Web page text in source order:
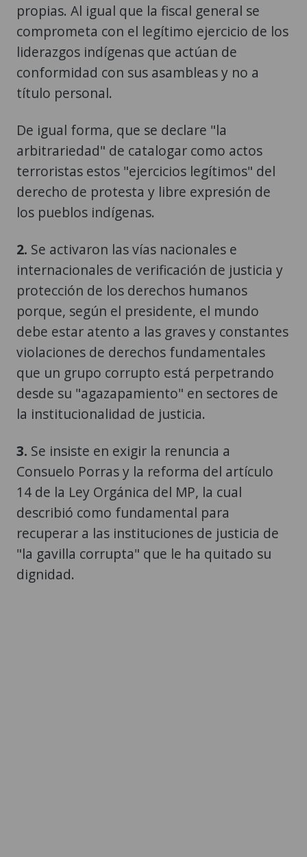
propias. Al igual que la fiscal general se
comprometa con el legítimo ejercicio de los
liderazgos indígenas que actúan de
conformidad con sus asambleas y no a
título personal.
De igual forma, que se declare "la
arbitrariedad" de catalogar como actos
terroristas estos "ejercicios legítimos" del
derecho de protesta y libre expresión de
los pueblos indígenas.
2. Se activaron las vías nacionales e
internacionales de verificación de justicia y
protección de los derechos humanos
porque, según el presidente, el mundo
debe estar atento a las graves y constantes
violaciones de derechos fundamentales
que un grupo corrupto está perpetrando
desde su "agazapamiento" en sectores de
la institucionalidad de justicia.
3. Se insiste en exigir la renuncia a
Consuelo Porras y la reforma del artículo
14 de la Ley Orgánica del MP, la cual
describió como fundamental para
recuperar a las instituciones de justicia de
"la gavilla corrupta" que le ha quitado su
dignidad.